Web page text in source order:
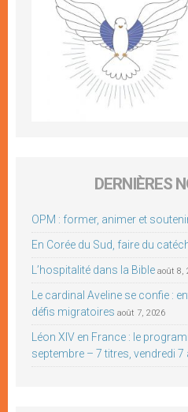
DERNIÈRES
OPM : former, animer et
En Corée du Sud, faire du
L’hospitalité dans la Bible août 8,
Le cardinal Aveline se confie :
défis migratoires août 7, 2026
Léon XIV en France : le
septembre – 7 titres, vendredi 7